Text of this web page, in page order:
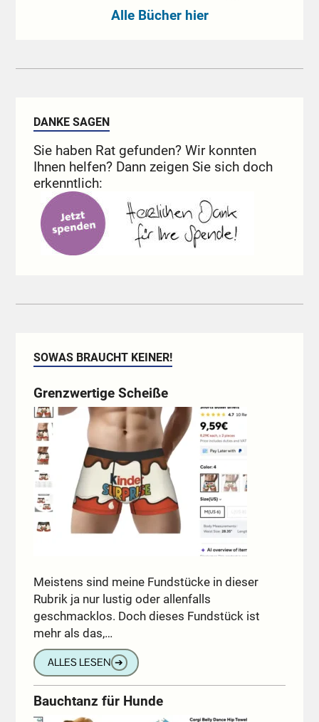
Alle Bücher hier
DANKE SAGEN
Sie haben Rat gefunden? Wir konnten
Ihnen helfen? Dann zeigen Sie sich doch
erkenntlich:
SOWAS BRAUCHT KEINER!
Grenzwertige Scheiße
Meistens sind meine Fundstücke in dieser
Rubrik ja nur lustig oder allenfalls
geschmacklos. Doch dieses Fundstück ist
mehr als das,…
ALLES LESEN ➔
Bauchtanz für Hunde